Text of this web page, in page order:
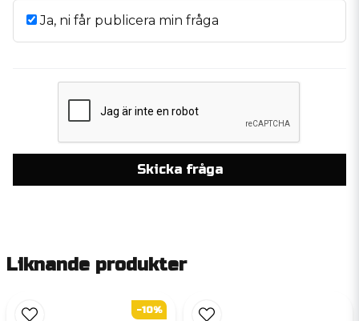
Ja, ni får publicera min fråga
Skicka fråga
Liknande produkter
-10%